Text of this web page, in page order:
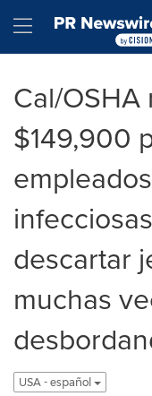
Hamburger
Cal/OSHA
$149,900
descartar
muchas
USA - español